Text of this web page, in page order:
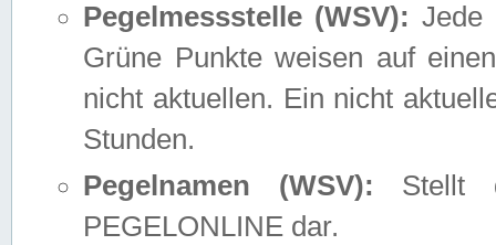
Pegelmessstelle (WSV): Jede
Grüne Punkte weisen auf
nicht aktuellen. Ein nicht
Stunden.
Pegelnamen (WSV): Stellt
PEGELONLINE dar.